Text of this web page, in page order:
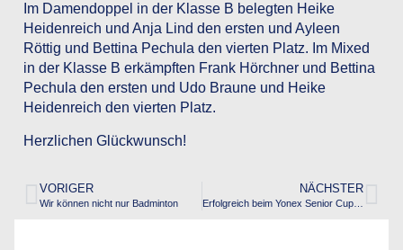
Im Damendoppel in der Klasse B belegten Heike
Heidenreich und Anja Lind den ersten und Ayleen
Röttig und Bettina Pechula den vierten Platz. Im Mixed
in der Klasse B erkämpften Frank Hörchner und Bettina
Pechula den ersten und Udo Braune und Heike
Heidenreich den vierten Platz.
Herzlichen Glückwunsch!
VORIGER
Wir können nicht nur Badminton
NÄCHSTER
Erfolgreich beim Yonex Senior Cup 2018 in Berlin